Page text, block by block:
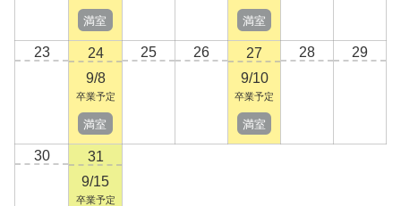
満室 満室
23
24
9/8
卒業予定
満室
25 26
27
9/10
卒業予定
満室
28 29
30
31
9/15
卒業予定